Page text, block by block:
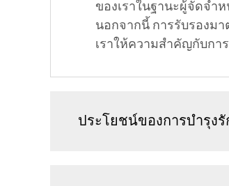
ของเราในฐานะผู้จัดจำ
นอกจากนี้ การรับรองม
เราให้ความสำคัญกับกา
ประโยชน์ของการบำรุงรั